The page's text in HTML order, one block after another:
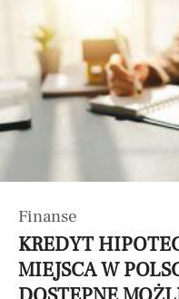
Finanse
KREDYT
MIEJSCA W